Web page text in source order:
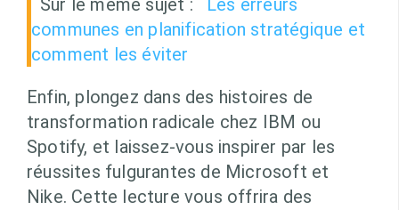
Sur le même sujet :
Les erreurs
communes en planification stratégique et
comment les éviter
Enfin, plongez dans des histoires de
transformation radicale chez IBM ou
Spotify, et laissez-vous inspirer par les
réussites fulgurantes de Microsoft et
Nike. Cette lecture vous offrira des